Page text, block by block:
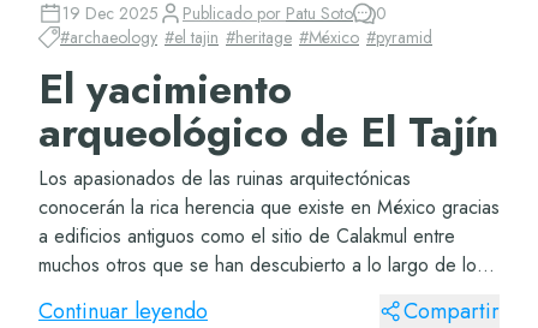
19 Dec 2025 Publicado por Patu Soto
0
#archaeology #el tajin #heritage #México #pyramid
El yacimiento
arqueológico de El Tajín
Los apasionados de las ruinas arquitectónicas
conocerán la rica herencia que existe en México gracias
a edificios antiguos como el sitio de Calakmul entre
muchos otros que se han descubierto a lo largo de los
siglos. Si aún quieres conocer más sobre...
Continuar leyendo Compartir